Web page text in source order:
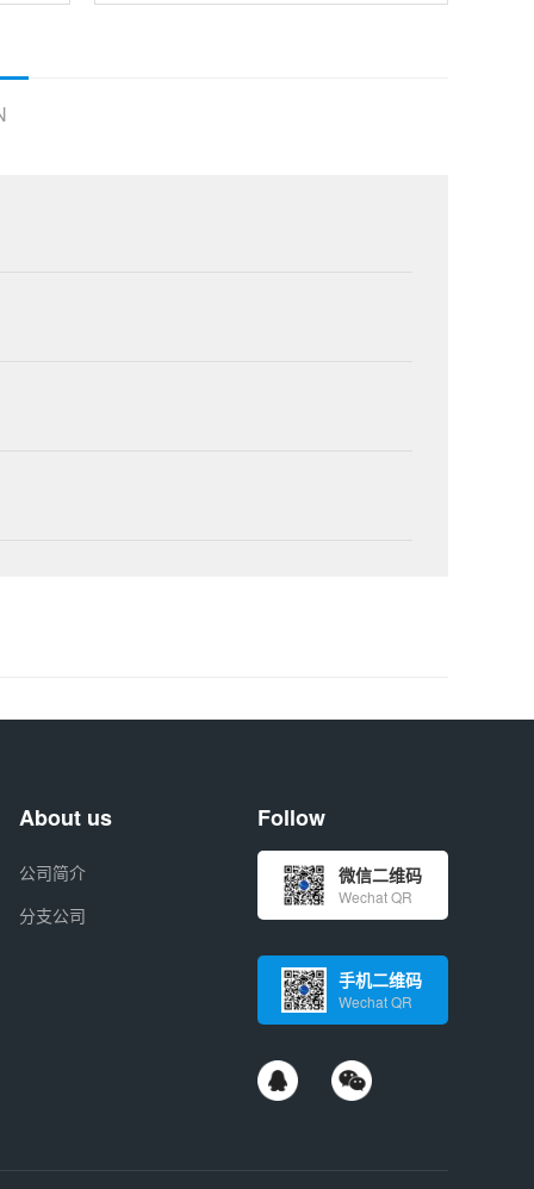
About us
公司简介
分支公司
Follow
微信二维码
Wechat QR
手机二维码
Wechat QR